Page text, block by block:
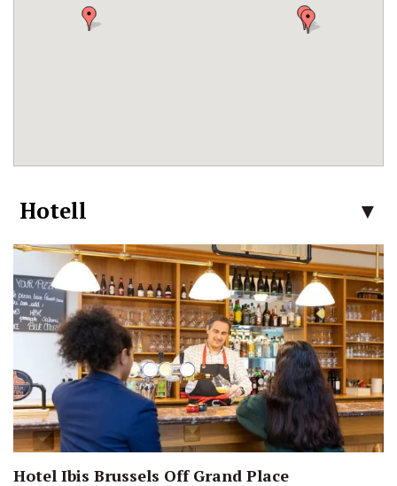
Hotell
Hotel Ibis Brussels Off Grand Place